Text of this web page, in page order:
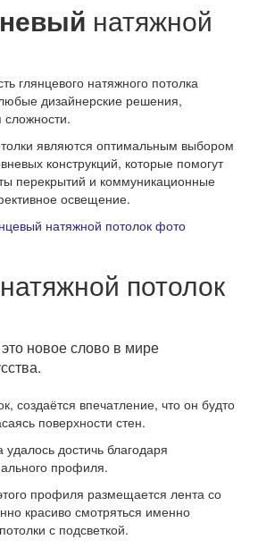
натяжной
глянцевого натяжного потолка
дизайнерские решения,
сложности.
являются оптимальным выбором
конструкций, которые помогут
перекрытий и коммуникационные
освещение.
натяжной потолок
новое слово в мире
создаётся впечатление, что он будто
поверхности стен.
достичь благодаря
профиля.
профиля размещается лента со
красиво смотряться именно
с подсветкой.